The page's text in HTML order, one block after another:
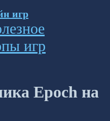
игр
игр
Epoch на